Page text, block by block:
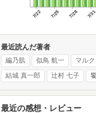
7/22 7/25 7/28 7/31
最近読んだ著者
編乃肌 似鳥 航一 マル
結城 真一郎 辻村 七子
最近の感想・レビュー